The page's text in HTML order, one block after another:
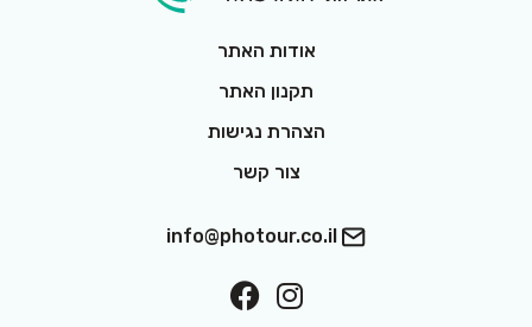
אודות האתר
תקנון האתר
הצהרת נגישות
צור קשר
info@photour.co.il
Follow On Interest
On Facebook